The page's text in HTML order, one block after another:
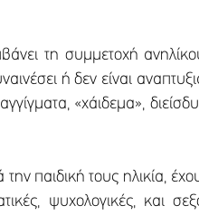
τη συμμετοχή
ή δεν είναι
«χάιδεμα»,
παιδική τους ηλικία,
ψυχολογικές, και